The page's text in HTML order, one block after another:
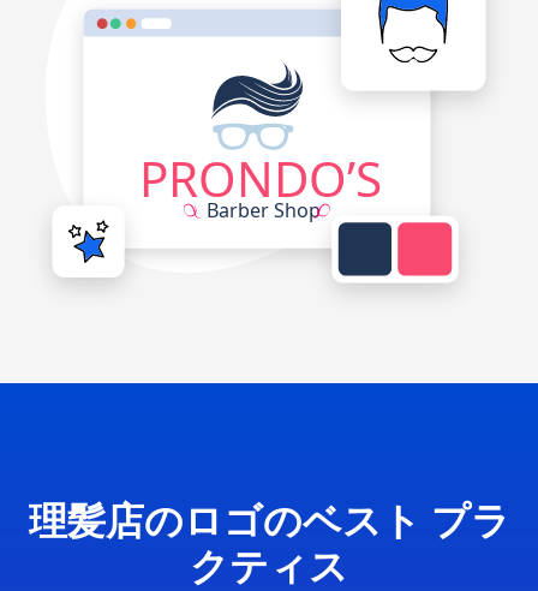
理髪店のロゴのベスト プラ
クティス